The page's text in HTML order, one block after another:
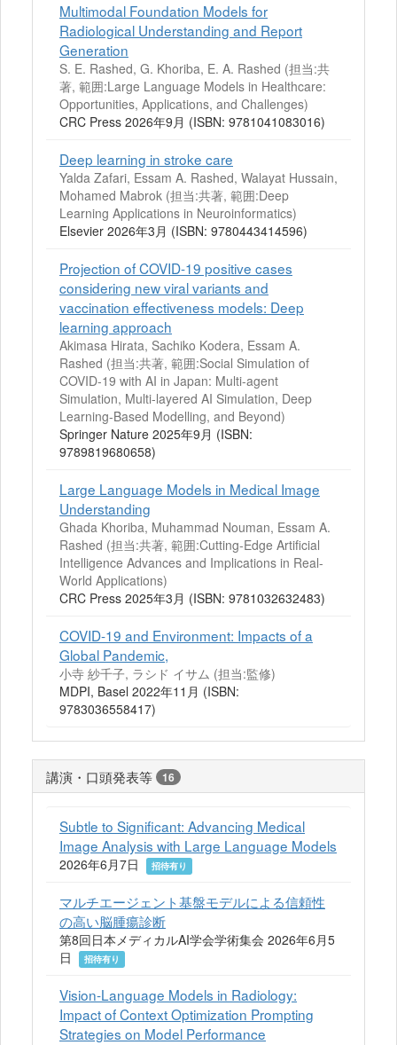
Multimodal Foundation Models for
Radiological Understanding and Report
Generation
S. E. Rashed, G. Khoriba, E. A. Rashed (担当:共
著, 範囲:Large Language Models in Healthcare:
Opportunities, Applications, and Challenges)
CRC Press 2026年9月 (ISBN: 9781041083016)
Deep learning in stroke care
Yalda Zafari, Essam A. Rashed, Walayat Hussain,
Mohamed Mabrok (担当:共著, 範囲:Deep
Learning Applications in Neuroinformatics)
Elsevier 2026年3月 (ISBN: 9780443414596)
Projection of COVID-19 positive cases
considering new viral variants and
vaccination effectiveness models: Deep
learning approach
Akimasa Hirata, Sachiko Kodera, Essam A.
Rashed (担当:共著, 範囲:Social Simulation of
COVID-19 with AI in Japan: Multi-agent
Simulation, Multi-layered AI Simulation, Deep
Learning-Based Modelling, and Beyond)
Springer Nature 2025年9月 (ISBN:
9789819680658)
Large Language Models in Medical Image
Understanding
Ghada Khoriba, Muhammad Nouman, Essam A.
Rashed (担当:共著, 範囲:Cutting-Edge Artificial
Intelligence Advances and Implications in Real-
World Applications)
CRC Press 2025年3月 (ISBN: 9781032632483)
COVID-19 and Environment: Impacts of a
Global Pandemic,
小寺 紗千子, ラシド イサム (担当:監修)
MDPI, Basel 2022年11月 (ISBN:
9783036558417)
講演・口頭発表等 16
Subtle to Significant: Advancing Medical
Image Analysis with Large Language Models
2026年6月7日 招待有り
マルチエージェント基盤モデルによる信頼性
の高い脳腫瘍診断
第8回日本メディカルAI学会学術集会 2026年6月5
日
招待有り
Vision-Language Models in Radiology:
Impact of Context Optimization Prompting
Strategies on Model Performance